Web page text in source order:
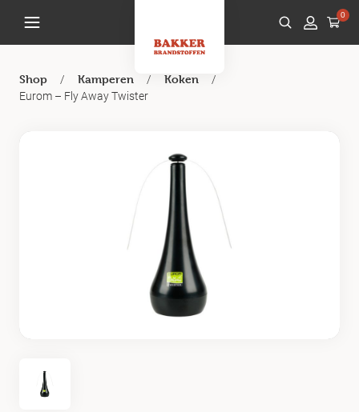
0
Shop / Kamperen / Koken
/
Eurom – Fly Away Twister